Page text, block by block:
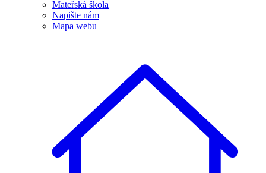
Mateřská škola
Napište nám
Mapa webu